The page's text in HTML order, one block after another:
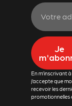
Je
En m’inscrivant
j’accepte que
recevoir les
promotionnelles